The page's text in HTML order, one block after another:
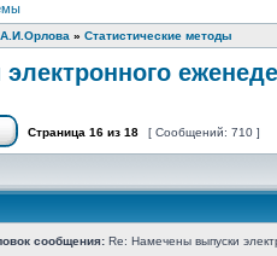
» Статистические методы
Страница 16 из 18 [ Сообщений: 710 ]
сообщения: Re: Намечены выпуски